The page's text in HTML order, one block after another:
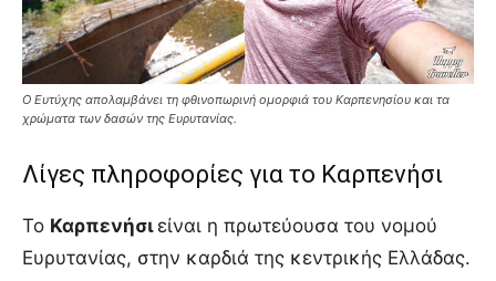
Ο Ευτύχης απολαμβάνει τη φθινοπωρινή ομορφιά του Καρπενησίου και τα
χρώματα των δασών της Ευρυτανίας.
Λίγες πληροφορίες για το Καρπενήσι
Το Καρπενήσι είναι η πρωτεύουσα του νομού
Ευρυτανίας, στην καρδιά της κεντρικής Ελλάδας.